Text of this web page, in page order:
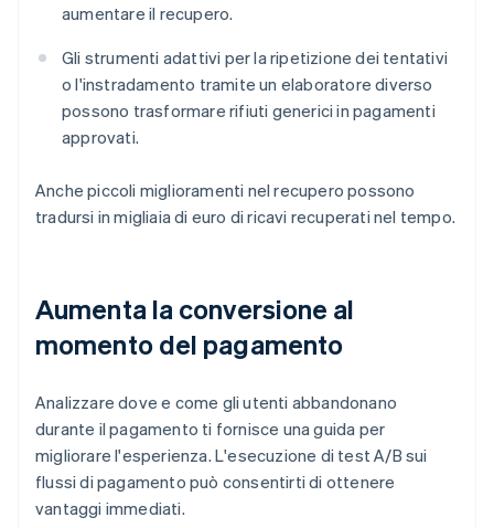
aumentare il recupero.
Gli strumenti adattivi per la ripetizione dei tentativi
o l'instradamento tramite un elaboratore diverso
possono trasformare rifiuti generici in pagamenti
approvati.
Anche piccoli miglioramenti nel recupero possono
tradursi in migliaia di euro di ricavi recuperati nel tempo.
Aumenta la conversione al
momento del pagamento
Analizzare dove e come gli utenti abbandonano
durante il pagamento ti fornisce una guida per
migliorare l'esperienza. L'esecuzione di test A/B sui
flussi di pagamento può consentirti di ottenere
vantaggi immediati.